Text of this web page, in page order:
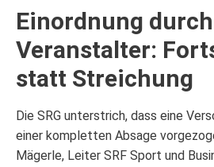
Einordnung
Veranstalter:
statt Streichung
Die SRG unterstrich, dass eine
einer kompletten Absage
Mägerle, Leiter SRF Sport und